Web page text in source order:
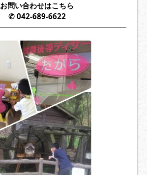
お問い合わせはこちら
✆ 042-689-6622